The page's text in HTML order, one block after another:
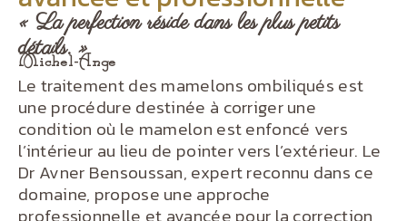
« La perfection réside dans les plus petits
détails. »
Michel-Ange
Le traitement des mamelons ombiliqués est
une procédure destinée à corriger une
condition où le mamelon est enfoncé vers
l’intérieur au lieu de pointer vers l’extérieur. Le
Dr Avner Bensoussan, expert reconnu dans ce
domaine, propose une approche